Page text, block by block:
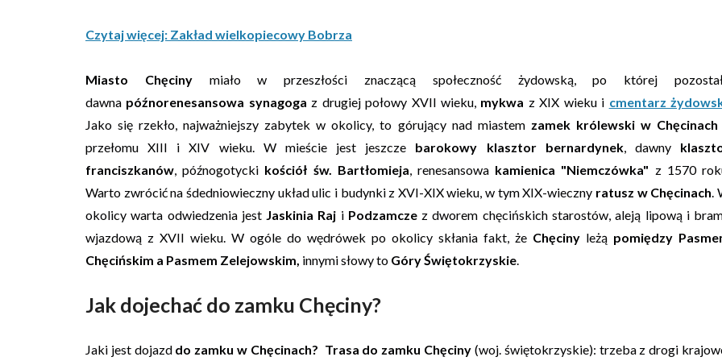
Czytaj więcej: Zakład wielkopiecowy Bobrza
Miasto Chęcinymiało w przeszłości znaczącą społeczność żydowską, po której
dawna późnorenesansowa synagoga z drugiej połowy XVII wieku, mykwa z XIX wieku i cmentarz
Jako się rzekło, najważniejszy zabytek w okolicy, to górujący nad miastem zamek królewski w Chęcinach
przełomu XIII i XIV wieku. W mieście jest jeszcze barokowy klasztor bernardynek, dawny
franciszkanów, późnogotycki kościół św. Bartłomieja, renesansowa kamienica "Niemczówka" z 1570
Warto zwrócić na śdedniowieczny układ ulic i budynki z XVI-XIX wieku, w tym XIX-wieczny ratusz w Chęcinach.
okolicy warta odwiedzenia jestJaskinia Raj i Podzamczez dworem chęcińskich starostów, aleją lipową i
wjazdową z XVII wieku. W ogóle do wędrówek po okolicy skłania fakt, że Chęciny leżą pomiędzy
Chęcińskim a Pasmem Zelejowskim, innymi słowy to Góry Świętokrzyskie.
Jak dojechać do zamku Chęciny?
Jaki jest dojazd do zamku w Chęcinach? Trasa do zamku Chęciny (woj. świętokrzyskie): trzeba z drogi